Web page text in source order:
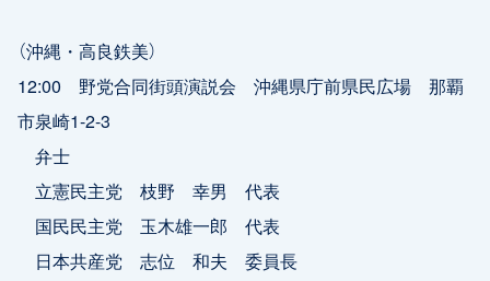
（沖縄・高良鉄美）
12:00 野党合同街頭演説会 沖縄県庁前県民広場 那覇
市泉崎1-2-3
弁士
立憲民主党 枝野 幸男 代表
国民民主党 玉木雄一郎 代表
日本共産党 志位 和夫 委員長